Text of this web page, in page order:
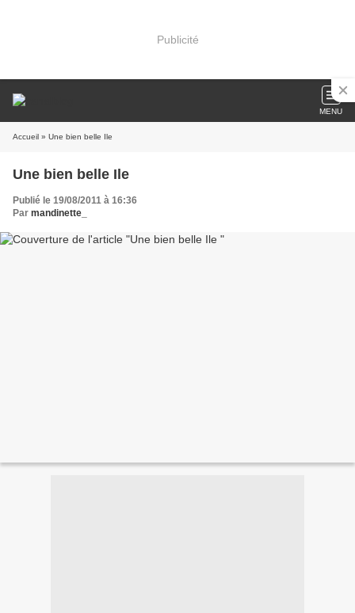
Publicité
MENU
Accueil » Une bien belle Ile
Une bien belle Ile
Publié le 19/08/2011 à 16:36
Par mandinette_